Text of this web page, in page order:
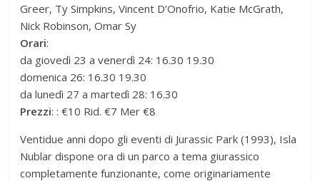
Greer, Ty Simpkins, Vincent D’Onofrio, Katie McGrath,
Nick Robinson, Omar Sy
Orari:
da giovedì 23 a venerdì 24: 16.30 19.30
domenica 26: 16.30 19.30
da lunedì 27 a martedì 28: 16.30
Prezzi: : €10 Rid. €7 Mer €8
Ventidue anni dopo gli eventi di Jurassic Park (1993), Isla
Nublar dispone ora di un parco a tema giurassico
completamente funzionante, come originariamente